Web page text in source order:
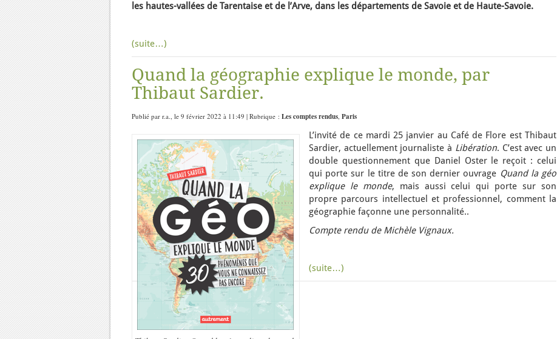
les hautes-vallées de Tarentaise et de l’Arve, dans les départements de Savoie et de Haute-Savoie.
(suite…)
Quand la géographie explique le monde, par
Thibaut Sardier.
Publié par r.a., le 9 février 2022 à 11:49 | Rubrique : Les comptes rendus, Paris
L’invité de ce mardi 25 janvier au Café de Flore est Thibaut
Sardier, actuellement journaliste à Libération. C’est avec un
double questionnement que Daniel Oster le reçoit : celui
qui porte sur le titre de son dernier ouvrage Quand la géo
explique le monde, mais aussi celui qui porte sur son
propre parcours intellectuel et professionnel, comment la
géographie façonne une personnalité..
Compte rendu de Michèle Vignaux.
(suite…)